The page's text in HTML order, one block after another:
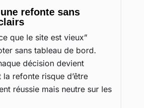
refonte sans
que le site est vieux”
sans tableau de bord.
décision devient
refonte risque d’être
réussie mais neutre sur les